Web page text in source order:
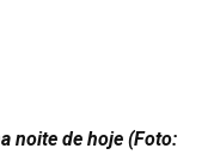
noite de hoje (Foto: